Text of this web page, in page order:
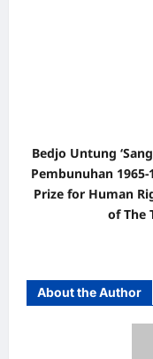
Bedjo Untung
Pembunuhan
Prize for Human
of The
About the Author